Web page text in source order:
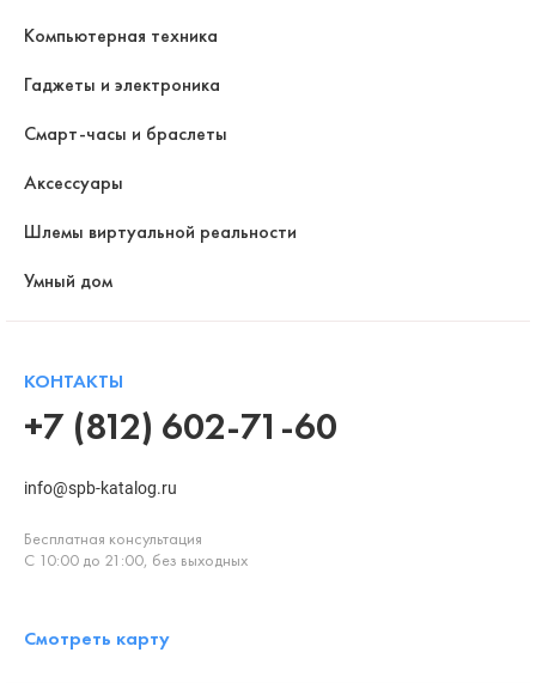
Компьютерная техника
Гаджеты и электроника
Смарт-часы и браслеты
Аксессуары
Шлемы виртуальной реальности
Умный дом
КОНТАКТЫ
+7 (812) 602-71-60
info@spb-katalog.ru
Бесплатная консультация
С 10:00 до 21:00, без выходных
Смотреть карту